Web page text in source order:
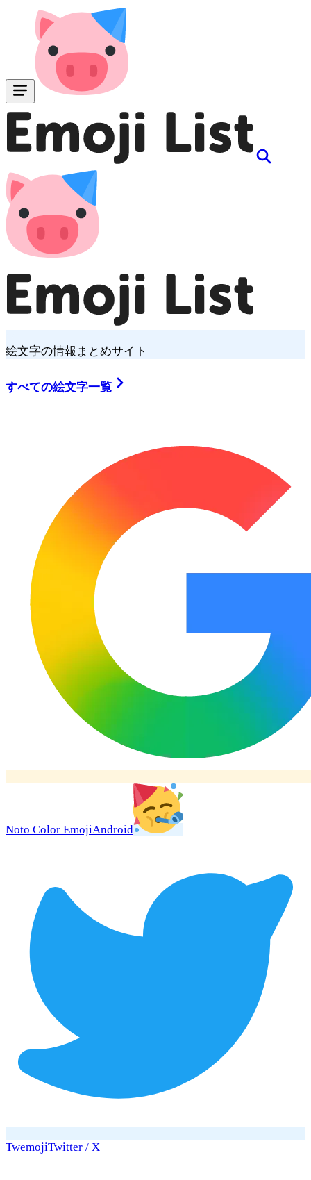
絵文字の情報まとめサイト
すべての絵文字一覧
Noto Color EmojiAndroid
TwemojiTwitter / X